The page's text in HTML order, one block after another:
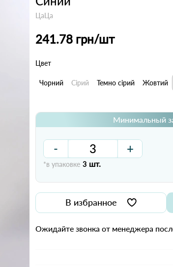
ЦаЦа
241.78 грн/шт
Цвет
Чорний Сірий Темно сірий Жовтий
Минимальный
- +
*в упаковке 3 шт.
В избранное
Ожидайте звонка от менеджера